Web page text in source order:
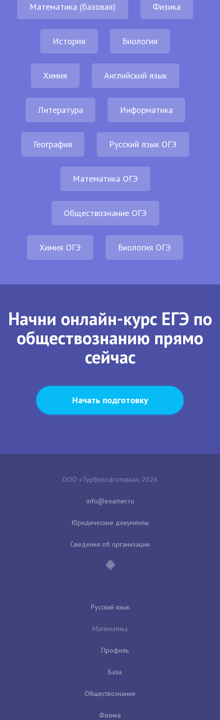
Математика (базовая) Физика
История Биология
Химия Английский язык
Литература Информатика
География Русский язык ОГЭ
Математика ОГЭ
Обществознание ОГЭ
Химия ОГЭ Биология ОГЭ
Начни онлайн-курс ЕГЭ по
обществознанию прямо
сейчас
Начать подготовку
ООО «Турбоподготовка», 2026
Юридические документы
Сведения об организации
Русский язык
Математика
Профиль
База
Обществознание
Физика